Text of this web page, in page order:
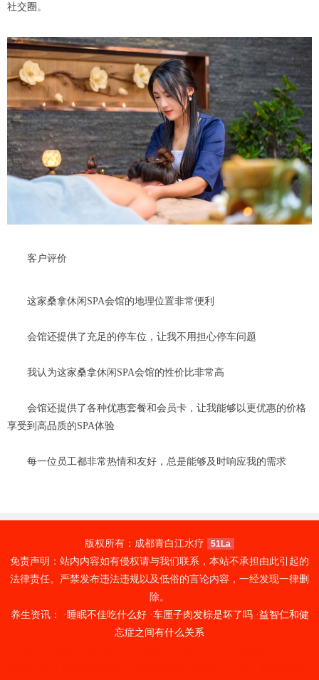
社交圈。
客户评价
这家桑拿休闲SPA会馆的地理位置非常便利
会馆还提供了充足的停车位，让我不用担心停车问题
我认为这家桑拿休闲SPA会馆的性价比非常高
会馆还提供了各种优惠套餐和会员卡，让我能够以更优惠的价格
享受到高品质的SPA体验
每一位员工都非常热情和友好，总是能够及时响应我的需求
版权所有：成都青白江水疗 51La
免责声明：站内内容如有侵权请与我们联系，本站不承担由此引起的
法律责任。严禁发布违法违规以及低俗的言论内容，一经发现一律删
除。
养生资讯： · 睡眠不佳吃什么好·车厘子肉发棕是坏了吗·益智仁和健
忘症之间有什么关系